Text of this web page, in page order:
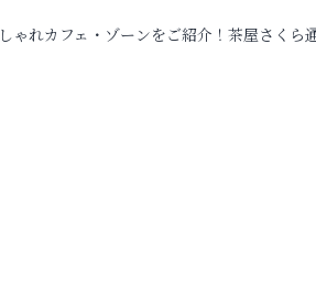
ゃれカフェ・ゾーンをご紹介！茶屋さくら